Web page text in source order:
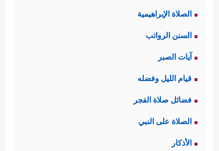
الصلاة الإبراهيمية
السنن الرواتب
آيات الصبر
قيام الليل وفضله
فضائل صلاة الفجر
الصلاة على النبي
الأذكار